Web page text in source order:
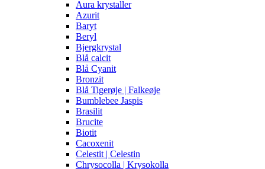
Aura krystaller
Azurit
Baryt
Beryl
Bjergkrystal
Blå calcit
Blå Cyanit
Bronzit
Blå Tigerøje | Falkeøje
Bumblebee Jaspis
Brasilit
Brucite
Biotit
Cacoxenit
Celestit | Celestin
Chrysocolla | Krysokolla